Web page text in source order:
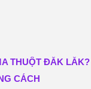
THUỘT ĐẮK LẮK?
CÁCH